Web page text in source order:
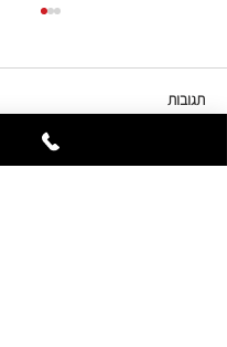
טרנדים חברתיים /
תגובות